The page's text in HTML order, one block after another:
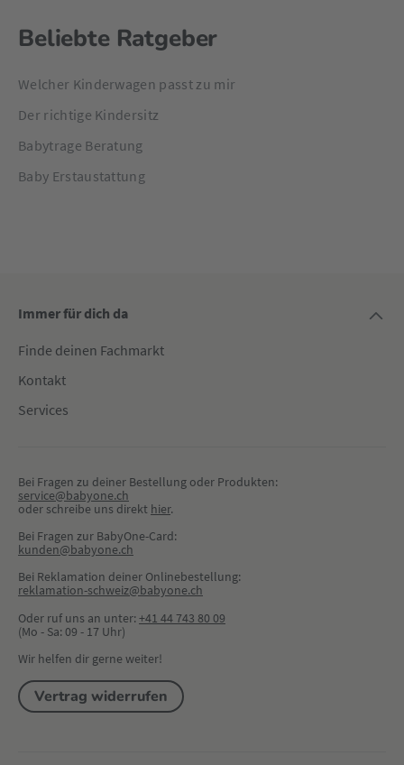
Beliebte Ratgeber
Welcher Kinderwagen passt zu mir
Der richtige Kindersitz
Babytrage Beratung
Baby Erstaustattung
Immer für dich da
Finde deinen Fachmarkt
Kontakt
Services
Bei Fragen zu deiner Bestellung oder Produkten:
service@babyone.ch
oder schreibe uns direkt hier.
Bei Fragen zur BabyOne-Card:
kunden@babyone.ch
Bei Reklamation deiner Onlinebestellung:
reklamation-schweiz@babyone.ch
Oder ruf uns an unter:+41 44 743 80 09
(Mo - Sa: 09 - 17 Uhr)
Wir helfen dir gerne weiter!
Vertrag widerrufen